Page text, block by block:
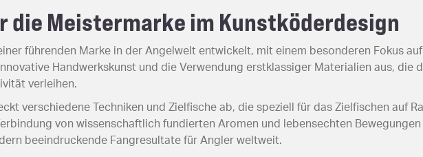
die Meistermarke im Kunstköderdesign
führenden Marke in der Angelwelt entwickelt, mit einem besonderen Fokus
Handwerkskunst und die Verwendung erstklassiger Materialien aus, die
verleihen.
verschiedene Techniken und Zielfische ab, die speziell für das Zielfischen auf
von wissenschaftlich fundierten Aromen und lebensechten Bewegungen
beeindruckende Fangresultate für Angler weltweit.